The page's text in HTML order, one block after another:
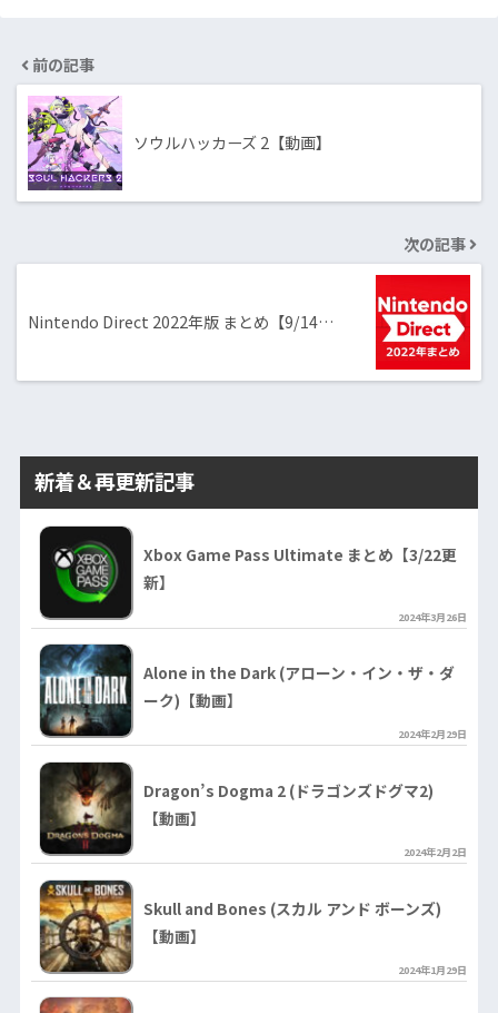
前の記事
ソウルハッカーズ 2【動画】
次の記事
Nintendo Direct 2022年版 まとめ【9/14…
新着＆再更新記事
Xbox Game Pass Ultimate まとめ【3/22更
新】
2024年3月26日
Alone in the Dark (アローン・イン・ザ・ダ
ーク)【動画】
2024年2月29日
Dragon’s Dogma 2 (ドラゴンズドグマ2)
【動画】
2024年2月2日
Skull and Bones (スカル アンド ボーンズ)
【動画】
2024年1月29日